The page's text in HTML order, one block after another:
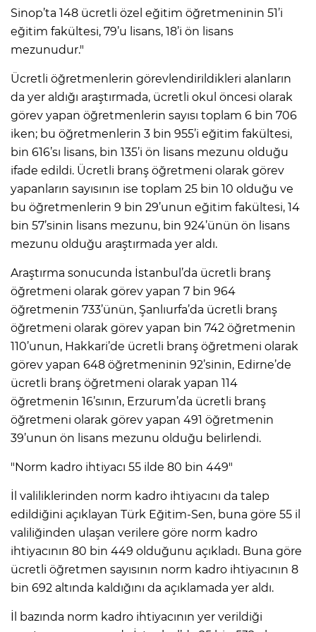
Sinop’ta 148 ücretli özel eğitim öğretmeninin 51’i
eğitim fakültesi, 79’u lisans, 18’i ön lisans
mezunudur."
Ücretli öğretmenlerin görevlendirildikleri alanların
da yer aldığı araştırmada, ücretli okul öncesi olarak
görev yapan öğretmenlerin sayısı toplam 6 bin 706
iken; bu öğretmenlerin 3 bin 955’i eğitim fakültesi,
bin 616’sı lisans, bin 135’i ön lisans mezunu olduğu
ifade edildi. Ücretli branş öğretmeni olarak görev
yapanların sayısının ise toplam 25 bin 10 olduğu ve
bu öğretmenlerin 9 bin 29’unun eğitim fakültesi, 14
bin 57’sinin lisans mezunu, bin 924’ünün ön lisans
mezunu olduğu araştırmada yer aldı.
Araştırma sonucunda İstanbul’da ücretli branş
öğretmeni olarak görev yapan 7 bin 964
öğretmenin 733’ünün, Şanlıurfa’da ücretli branş
öğretmeni olarak görev yapan bin 742 öğretmenin
110’unun, Hakkari’de ücretli branş öğretmeni olarak
görev yapan 648 öğretmeninin 92’sinin, Edirne’de
ücretli branş öğretmeni olarak yapan 114
öğretmenin 16’sının, Erzurum’da ücretli branş
öğretmeni olarak görev yapan 491 öğretmenin
39’unun ön lisans mezunu olduğu belirlendi.
"Norm kadro ihtiyacı 55 ilde 80 bin 449"
İl valiliklerinden norm kadro ihtiyacını da talep
edildiğini açıklayan Türk Eğitim-Sen, buna göre 55 il
valiliğinden ulaşan verilere göre norm kadro
ihtiyacının 80 bin 449 olduğunu açıkladı. Buna göre
ücretli öğretmen sayısının norm kadro ihtiyacının 8
bin 692 altında kaldığını da açıklamada yer aldı.
İl bazında norm kadro ihtiyacının yer verildiği